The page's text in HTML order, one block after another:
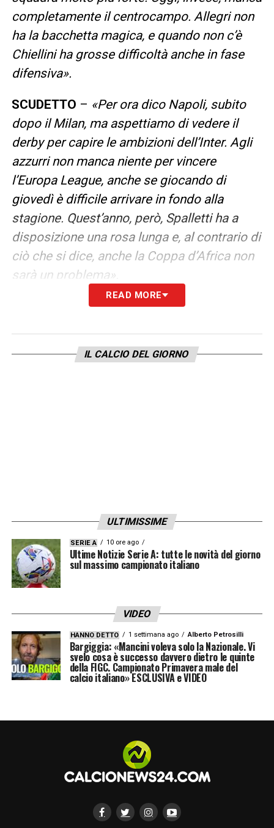
completamente il centrocampo. Allegri non
ha la bacchetta magica, e quando non c’è
Chiellini ha grosse difficoltà anche in fase
difensiva».
SCUDETTO – «Per ora dico Napoli, subito
dopo il Milan, ma aspettiamo di vedere il
derby per capire le ambizioni dell’Inter. Agli
azzurri non manca niente per vincere
l’Europa League, anche se giocando di
giovedì è difficile arrivare in fondo alla
stagione. Quest’anno, però, Spalletti ha a
disposizione una rosa lunga e, al contrario di
ciò che si dice, anche la Coppa d’Africa non
sarà un problema».
MOURINHO – «Gli arbitri sbagliano molto,
LA PLAYLIST DELLE NOSTRE TOP NEWS
READ MORE
IL CALCIO DEL GIORNO
ULTIMISSIME
SERIE A 10 ore ago
Ultime Notizie Serie A: tutte le novità del giorno
sul massimo campionato italiano
VIDEO
HANNO DETTO 1 settimana ago Alberto Petrosilli
Bargiggia: «Mancini voleva solo la Nazionale. Vi
svelo cosa è successo davvero dietro le quinte
della FIGC. Campionato Primavera male del
calcio italiano» ESCLUSIVA e VIDEO